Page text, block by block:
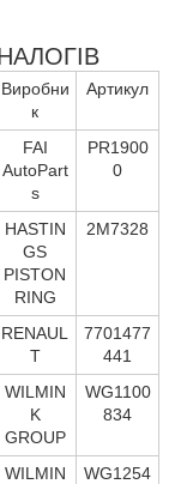
Виробни
к
Артикул
FAI
AutoPart
s
PR1900
0
HASTIN
GS
PISTON
RING
2M7328
RENAUL
T
7701477
441
WILMIN
K
GROUP
WG1100
834
WILMIN
WG1254